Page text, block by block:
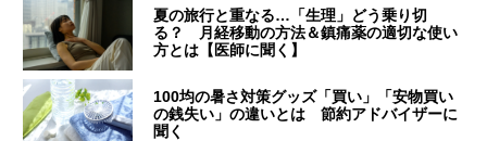
夏の旅行と重なる…「生理」どう乗り切
る？ 月経移動の方法＆鎮痛薬の適切な使い
方とは【医師に聞く】
100均の暑さ対策グッズ「買い」「安物買い
の銭失い」の違いとは 節約アドバイザーに
聞く